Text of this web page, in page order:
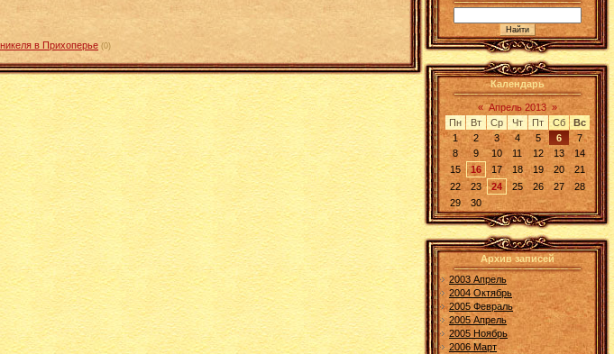
в Прихоперье (0)
Календарь
« Апрель 2013 »
Пн
Вт Ср Чт Пт Сб
Вс
1
2 3 4 5 6
7
8
9 10 11 12 13
14
15
16 17 18 19 20
21
22
23 24 25 26 27
28
29
30
Архив записей
2003 Апрель
2004 Октябрь
2005 Февраль
2005 Апрель
2005 Ноябрь
2006 Март